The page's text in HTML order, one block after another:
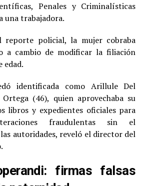
Penales y Criminalísticas
una trabajadora.
reporte policial, la mujer cobraba
a cambio de modificar la filiación
edad.
identificada como Arillule Del
Ortega (46), quien aprovechaba su
libros y expedientes oficiales para
fraudulentas sin el
autoridades, reveló el director del
firmas falsas